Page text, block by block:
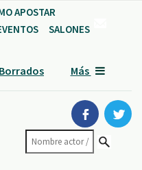
APOSTAR
SALONES
Borrados Más